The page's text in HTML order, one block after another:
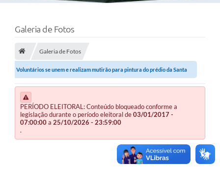
Galeria de Fotos
Galeria de Fotos
Voluntários se unem e realizam mutirão para pintura do prédio da Santa
Casa
PERÍODO ELEITORAL: Conteúdo bloqueado conforme a
legislação durante o período eleitoral de03/01/2017 -
07:00:00a 25/10/2026 - 23:59:00
.